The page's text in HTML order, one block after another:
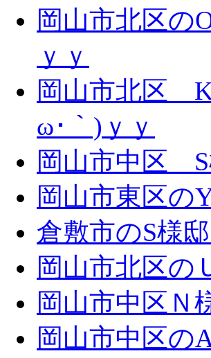
岡山市北区の
ｙｙ
岡山市北区
ω･｀)ｙｙ
岡山市中区
岡山市東区
倉敷市のS様
岡山市北区
岡山市中区Ｎ
岡山市中区